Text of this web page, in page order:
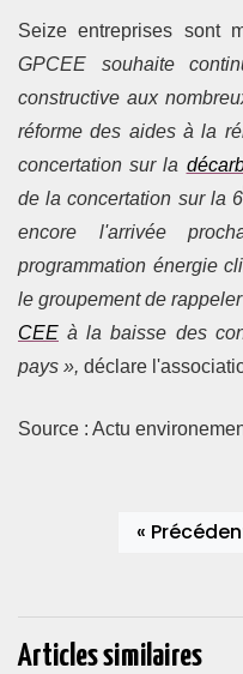
Seize entreprises sont
GPCEE souhaite
constructive aux
réforme des aides à la
concertation sur la
de la concertation sur la 6
encore l'arrivée
programmation énergie
le groupement de
CEE à la baisse des
pays », déclare
Source : Actu
«
Articles similaires